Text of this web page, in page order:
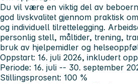
Du vil være en viktig del av
god livskvalitet gjennom praktisk
og individuell tilrettelegging.
personlig stell, måltider, trening,
bruk av hjelpemidler og
Oppstart: 16. juli 2026, inkludert
Periode: 16. juli -- 30. september
Stillingsprosent: 100 %